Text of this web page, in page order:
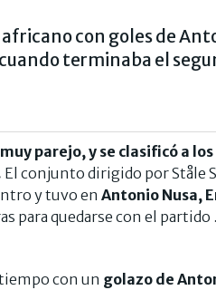
con goles de
terminaba el
parejo, y se clasificó a
El conjunto dirigido por Ståle
y tuvo en Antonio Nusa,
para quedarse con el partido .
con un golazo de